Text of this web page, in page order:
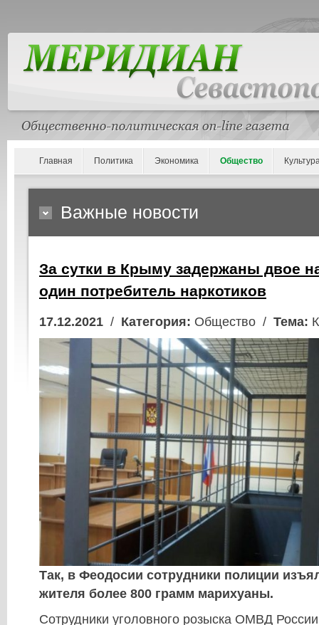
Главная Политика Экономика Общество
Важные новости
За сутки в Крыму задержаны двое
один потребитель наркотиков
17.12.2021 / Категория: Общество / Тема:
Так, в Феодосии сотрудники полиции
жителя более 800 грамм марихуаны.
Сотрудники уголовного розыска ОМВД